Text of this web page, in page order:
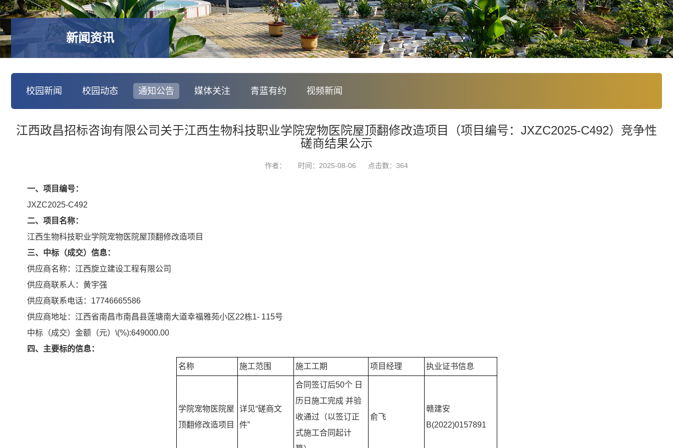
新闻资讯
校园新闻 校园动态 通知公告 媒体关注 青蓝有约 视频新闻
江西政昌招标咨询有限公司关于江西生物科技职业学院宠物医院屋顶翻修改造项目（项目编号：JXZC2025-C492）竞争性
磋商结果公示
作者： 时间：2025-08-06 点击数： 364
一、项目编号：
JXZC2025-C492
二、项目名称：
江西生物科技职业学院宠物医院屋顶翻修改造项目
三、中标 （成交） 信息：
供应商名称：江西旋立建设工程有限公司
供应商联系人：黄宇强
供应商联系电话：17746665586
供应商地址：江西省南昌市南昌县莲塘南大道幸福雅苑小区22栋1- 115号
中标（成交）金额（元）\(%):649000.00
四、主要标的信息：
名称 施工范围 施工工期 项目经理 执业证书信息
学院宠物医院屋
顶翻修改造项目
详见“磋商文
件”
合同签订后50个 日
历日施工完成 并验
收通过（以签订正
式施工合同起计
俞飞
赣建安
B(2022)0157891